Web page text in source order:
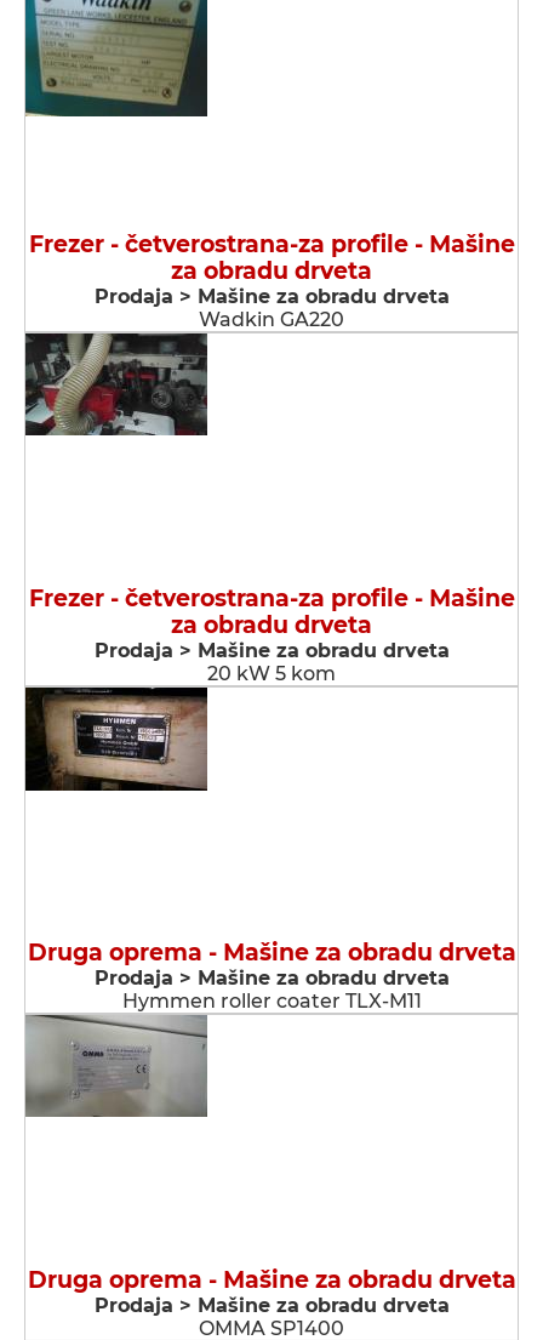
Frezer - četverostrana-za profile - Мašine
za obradu drveta
Prodaja > Мašine za obradu drveta
Wadkin GA220
Frezer - četverostrana-za profile - Мašine
za obradu drveta
Prodaja > Мašine za obradu drveta
20 kW 5 kom
Druga oprema - Мašine za obradu drveta
Prodaja > Мašine za obradu drveta
Hymmen roller coater TLX-M11
Druga oprema - Мašine za obradu drveta
Prodaja > Мašine za obradu drveta
OMMA SP1400